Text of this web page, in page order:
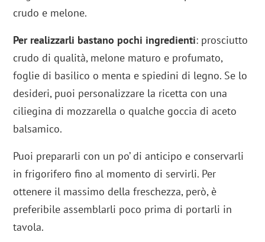
crudo e melone.
Per realizzarli bastano pochi ingredienti: prosciutto
crudo di qualità, melone maturo e profumato,
foglie di basilico o menta e spiedini di legno. Se lo
desideri, puoi personalizzare la ricetta con una
ciliegina di mozzarella o qualche goccia di aceto
balsamico.
Puoi prepararli con un po’ di anticipo e conservarli
in frigorifero fino al momento di servirli. Per
ottenere il massimo della freschezza, però, è
preferibile assemblarli poco prima di portarli in
tavola.